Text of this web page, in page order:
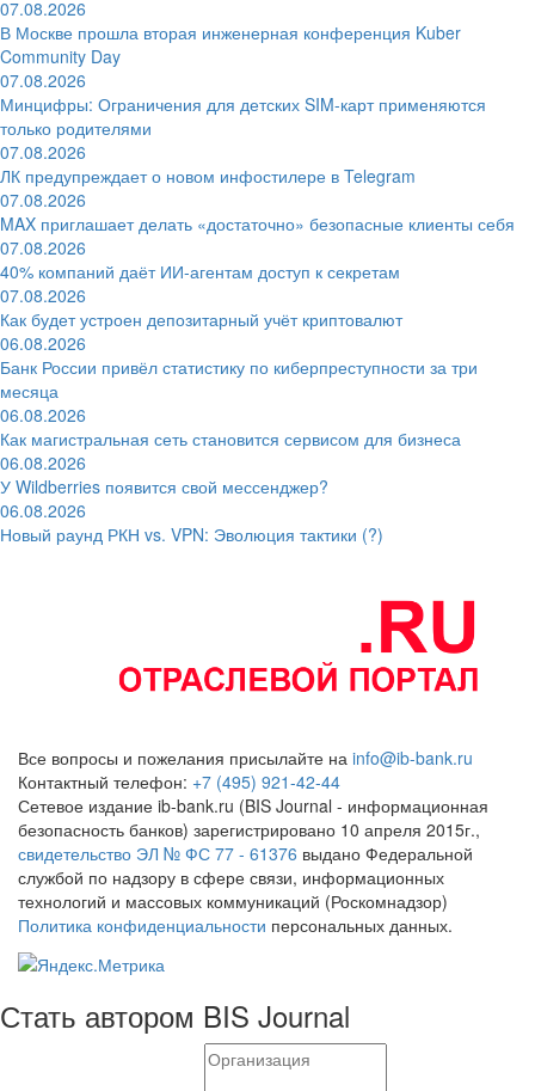
07.08.2026
В Москве прошла вторая инженерная конференция Kuber
Community Day
07.08.2026
Минцифры: Ограничения для детских SIM-карт применяются
только родителями
07.08.2026
ЛК предупреждает о новом инфостилере в Telegram
07.08.2026
MAX приглашает делать «достаточно» безопасные клиенты себя
07.08.2026
40% компаний даёт ИИ‑агентам доступ к секретам
07.08.2026
Как будет устроен депозитарный учёт криптовалют
06.08.2026
Банк России привёл статистику по киберпреступности за три
месяца
06.08.2026
Как магистральная сеть становится сервисом для бизнеса
06.08.2026
У Wildberries появится свой мессенджер?
06.08.2026
Новый раунд РКН vs. VPN: Эволюция тактики (?)
Все вопросы и пожелания присылайте на info@ib-bank.ru
Контактный телефон: +7 (495) 921-42-44
Сетевое издание ib-bank.ru (BIS Journal - информационная
безопасность банков) зарегистрировано 10 апреля 2015г.,
свидетельство ЭЛ № ФС 77 - 61376 выдано Федеральной
службой по надзору в сфере связи, информационных
технологий и массовых коммуникаций (Роскомнадзор)
Политика конфиденциальности персональных данных.
Стать автором BIS Journal